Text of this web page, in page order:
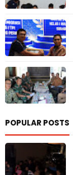
POPULAR POSTS